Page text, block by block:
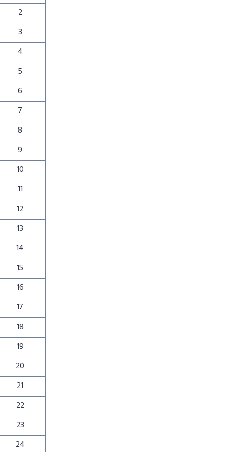
2
3
4
5
6
7
8
9
10
11
12
13
14
15
16
17
18
19
20
21
22
23
24